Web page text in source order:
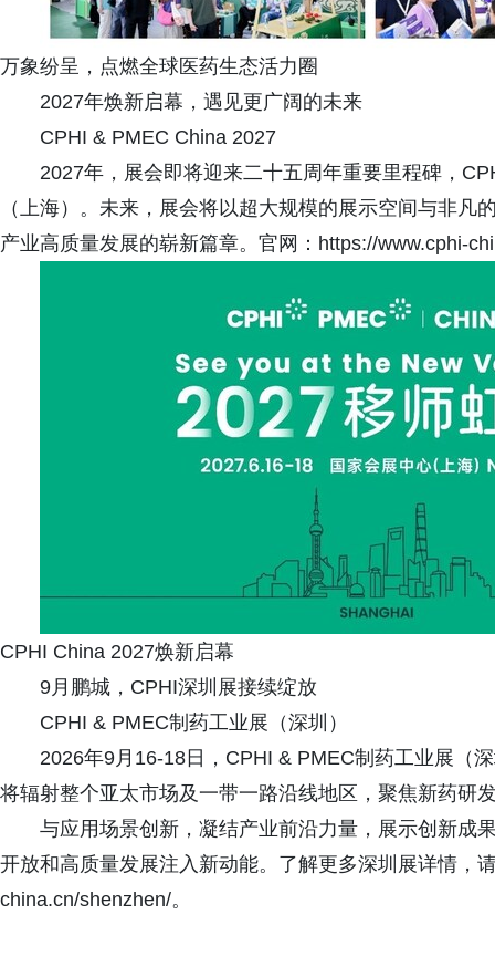
万象纷呈，点燃全球医药生态活力圈
2027年焕新启幕，遇见更广阔的未来
CPHI & PMEC China 2027
2027年，展会即将迎来二十五周年重要里程碑，
（上海）。未来，展会将以超大规模的展示空间与非
产业高质量发展的崭新篇章。官网：https://www.cphi-
CPHI China 2027焕新启幕
9月鹏城，CPHI深圳展接续绽放
CPHI & PMEC制药工业展（深圳）
2026年9月16-18日，CPHI & PMEC制药工业展（
将辐射整个亚太市场及一带一路沿线地区，聚焦新药研
与应用场景创新，凝结产业前沿力量，展示创新成
开放和高质量发展注入新动能。了解更多深圳展详情，
china.cn/shenzhen/。